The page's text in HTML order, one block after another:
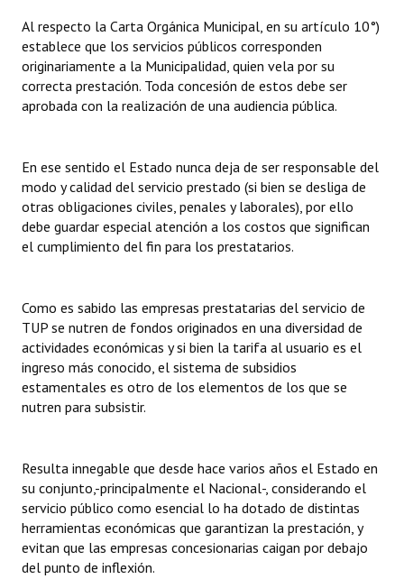
Mujeres que Dejaron Huellas - Registro
Periodistas Decanos - Registro
Huéspedes de Honor - Registro
Antiguos Pobladores - Registro
Bariloche, Municipio intercultural
Entrega de distinciones
REFORMA DE LA CARTA ORGÁNICA
Al respecto la Carta Orgánica Municipal, en su artículo 10°)
establece que los servicios públicos corresponden
originariamente a la Municipalidad, quien vela por su
correcta prestación. Toda concesión de estos debe ser
aprobada con la realización de una audiencia pública.
En ese sentido el Estado nunca deja de ser responsable del
modo y calidad del servicio prestado (si bien se desliga de
otras obligaciones civiles, penales y laborales), por ello
debe guardar especial atención a los costos que significan
el cumplimiento del fin para los prestatarios.
Como es sabido las empresas prestatarias del servicio de
TUP se nutren de fondos originados en una diversidad de
actividades económicas y si bien la tarifa al usuario es el
ingreso más conocido, el sistema de subsidios
estamentales es otro de los elementos de los que se
nutren para subsistir.
Resulta innegable que desde hace varios años el Estado en
su conjunto,-principalmente el Nacional-, considerando el
servicio público como esencial lo ha dotado de distintas
herramientas económicas que garantizan la prestación, y
evitan que las empresas concesionarias caigan por debajo
del punto de inflexión.